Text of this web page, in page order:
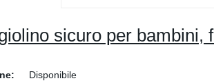
sicuro per bambini,
Disponibile